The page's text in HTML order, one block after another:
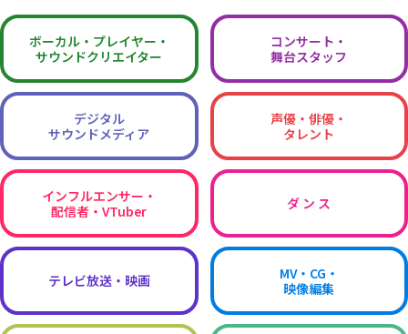
ボーカル・ プレイヤー・
サウンドクリエイター
コンサート・
舞台スタッフ
デジタル
サウンドメディア
声優・俳優・
タレント
インフルエンサー・
配信者・VTuber
ダ ン ス
テレビ放送・映画
MV・CG・
映像編集